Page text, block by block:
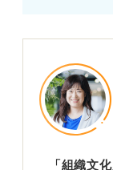
「組織文